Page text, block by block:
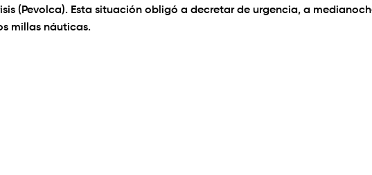
(Pevolca). Esta situación obligó a decretar de urgencia, a
millas náuticas.